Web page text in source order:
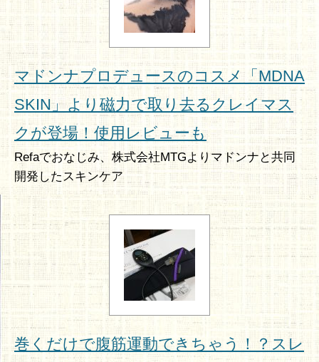
マドンナプロデュースのコスメ「MDNA
SKIN」より磁力で取り去るクレイマス
クが登場！使用レビューも
Refaでおなじみ、株式会社MTGよりマドンナと共同
開発したスキンケア
巻くだけで腹筋運動できちゃう！？スレ